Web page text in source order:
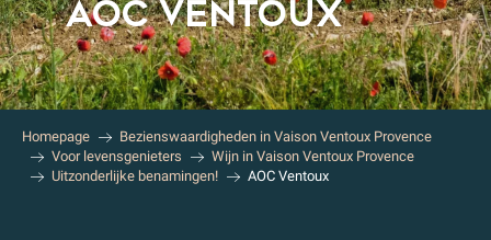
AOC VENTOUX
Homepage
Bezienswaardigheden in Vaison Ventoux Provence
Voor levensgenieters
Wijn in Vaison Ventoux Provence
Uitzonderlijke benamingen!
AOC Ventoux